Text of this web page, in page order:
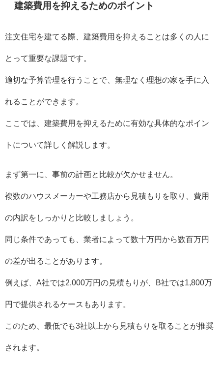
建築費用を抑えるためのポイント
注文住宅を建てる際、建築費用を抑えることは多くの人に
とって重要な課題です。
適切な予算管理を行うことで、無理なく理想の家を手に入
れることができます。
ここでは、建築費用を抑えるために有効な具体的なポイン
トについて詳しく解説します。
まず第一に、事前の計画と比較が欠かせません。
複数のハウスメーカーや工務店から見積もりを取り、費用
の内訳をしっかりと比較しましょう。
同じ条件であっても、業者によって数十万円から数百万円
の差が出ることがあります。
例えば、A社では2,000万円の見積もりが、B社では1,800万
円で提供されるケースもあります。
このため、最低でも3社以上から見積もりを取ることが推奨
されます。